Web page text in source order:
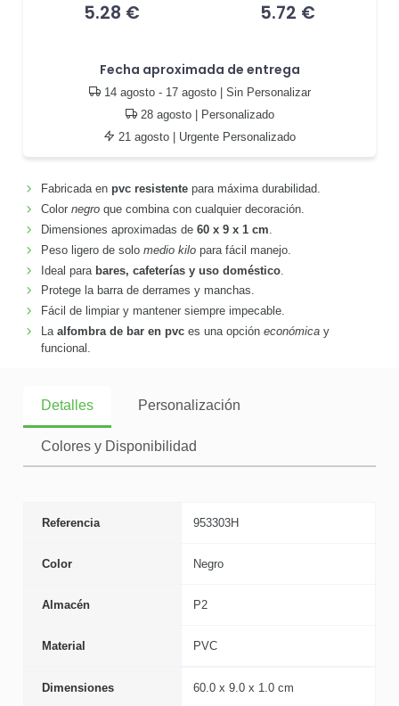
5.28 € 5.72 €
Fecha aproximada de entrega
14 agosto - 17 agosto| Sin Personalizar
28 agosto| Personalizado
21 agosto | Urgente Personalizado
Fabricada en pvc resistentepara máxima durabilidad.
Color negroque combina con cualquier decoración.
Dimensiones aproximadas de 60 x 9 x 1 cm
Peso ligero de solo medio kilopara fácil manejo.
Ideal para bares, cafeterías y uso doméstico.
Protege la barra de derrames y manchas.
Fácil de limpiar y mantener siempre impecable.
La alfombra de bar en pvces una opción económicay
funcional.
Detalles Personalización
Colores y Disponibilidad
Referencia 953303H
Color Negro
Almacén P2
Material PVC
Dimensiones 60.0 x 9.0 x 1.0 cm